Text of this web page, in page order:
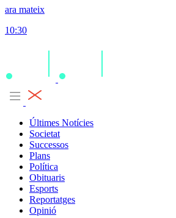
ara mateix
10:30
Últimes Notícies
Societat
Successos
Plans
Política
Obituaris
Esports
Reportatges
Opinió